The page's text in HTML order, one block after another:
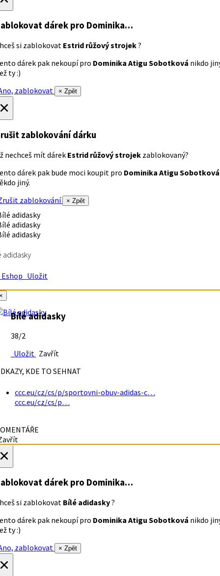
dárek pro Dominika…
si zablokovat Estrid růžový strojek?
dárek pak nekoupí pro Dominika Atigu Sobotková nikdo
ty :)
zablokovat
× Zpět
zablokování dárku
nechceš mít dárek Estrid růžový strojek zablokovaný?
dárek pak bude moci koupit pro Dominika Atigu Sobotková
jiný.
zablokování
× Zpět
adidasky
Uložit
Bílé adidasky
38/2
Uložit Zavřít
KDE TO SEHNAT
ccc.eu/cz/cs/p/sportovni-obuv-adidas-c…
ccc.eu/cz/cs/p…
dárek pro Dominika…
si zablokovat Bílé adidasky?
dárek pak nekoupí pro Dominika Atigu Sobotková nikdo
ty :)
zablokovat
× Zpět